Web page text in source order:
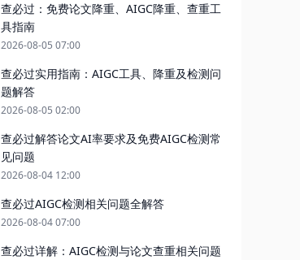
查必过：免费论文降重、AIGC降重、查重工
具指南
2026-08-05 07:00
查必过实用指南：AIGC工具、降重及检测问
题解答
2026-08-05 02:00
查必过解答论文AI率要求及免费AIGC检测常
见问题
2026-08-04 12:00
查必过AIGC检测相关问题全解答
2026-08-04 07:00
查必过详解：AIGC检测与论文查重相关问题